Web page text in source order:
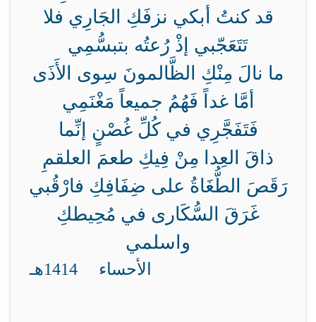
قد كنتُ أبكي نزفَكِ الجَارِي فلا
تَتَعَجّبي إذْ رُعتُه بتبسُّمِي
ما نالَ مِنْكِ الظَّالمونَ سِوى الأَذَى
أمَّا غداً فَهُمُ جميعاً مَغْنَمِي
فَتَفَجَّرِي في كُلِّ غُصْنٍ إنِّما
ذاقَ العِدا مِنْ فِيكِ طعمَ العلقمِ
رَقَصَ الطُّغَاةُ على ضِفَافِكِ فارْقُبي
غَرَقَ السُّكَارى في مُحِيطكِ
واسلمي
الأحساء 1414هـ